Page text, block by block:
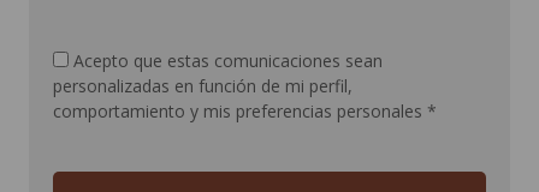
Acepto que estas comunicaciones sean
personalizadas en función de mi perfil,
comportamiento y mis preferencias personales *